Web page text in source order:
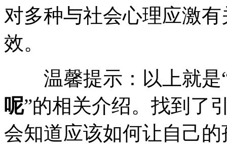
对多种与社会心理应激
效。
温馨提示：以上就是
呢”的相关介绍。找到了
会知道应该如何让自己